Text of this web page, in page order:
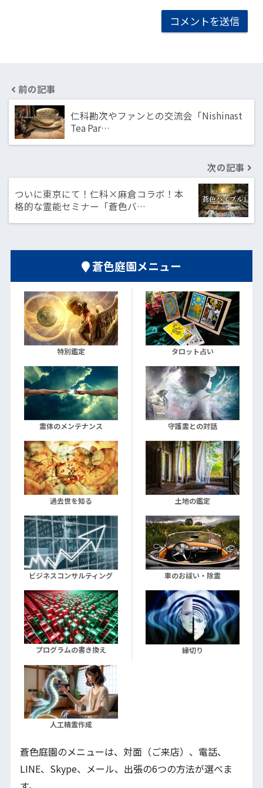
前の記事
仁科勘次やファンとの交流会「Nishinast
Tea Par…
次の記事
ついに東京にて！仁科×麻倉コラボ！本
格的な霊能セミナー「蒼色バ…
蒼色庭園メニュー
特別鑑定 タロット占い
霊体のメンテナンス 守護霊との対話
過去世を知る 土地の鑑定
ビジネスコンサルティング 車のお祓い・除霊
プログラムの書き換え 縁切り
人工精霊作成
蒼色庭園のメニューは、対面（ご来店）、電話、
LINE、Skype、メール、出張の6つの方法が選べま